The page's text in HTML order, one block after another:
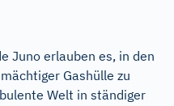
Juno erlauben es, in den
Gashülle zu
Welt in ständiger